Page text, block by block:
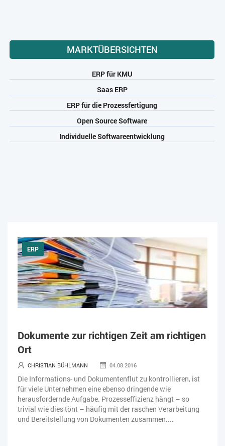
MARKTÜBERSICHTEN
ERP für KMU
Saas ERP
ERP für die Prozessfertigung
Open Source Software
Individuelle Softwareentwicklung
ERP
Dokumente zur richtigen Zeit am richtigen
Ort
CHRISTIAN BÜHLMANN 04.08.2016
Die Informations- und Dokumentenflut zu kontrollieren, ist
für viele Unternehmen eine ebenso dringende wie
herausfordernde Aufgabe. Prozesseffizienz hängt – so
trivial wie dies tönt – häufig mit der raschen Verarbeitung
und Bereitstellung von Dokumenten zusammen....